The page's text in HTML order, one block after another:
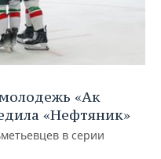
«Ак
«Нефтяник»
в серии